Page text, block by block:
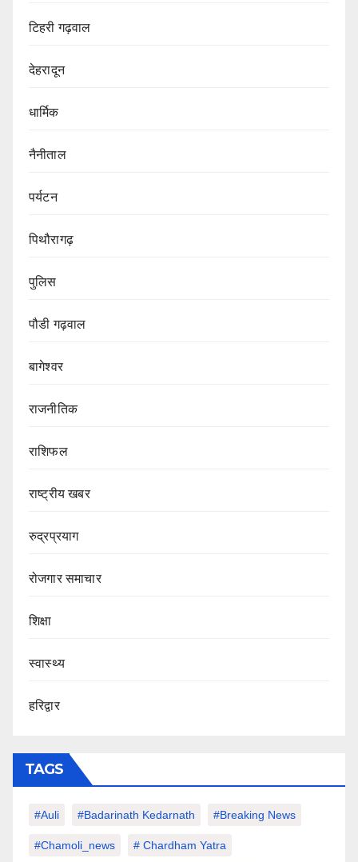
टिहरी गढ़वाल
देहरादून
धार्मिक
नैनीताल
पर्यटन
पिथौरागढ़
पुलिस
पौडी गढ़वाल
बागेश्वर
राजनीतिक
राशिफल
राष्ट्रीय खबर
रुद्रप्रयाग
रोजगार समाचार
शिक्षा
स्वास्थ्य
हरिद्वार
TAGS
#auli #Badarinath Kedarnath #Breaking News
#chamoli_news # Chardham Yatra